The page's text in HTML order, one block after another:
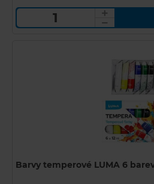
Barvy temperové LUMA 6